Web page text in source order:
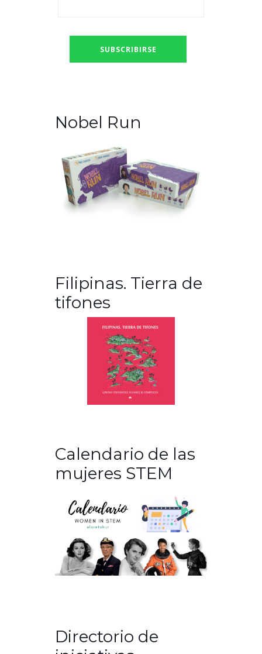
Nobel Run
Filipinas. Tierra de
tifones
Calendario de las
mujeres STEM
Directorio de